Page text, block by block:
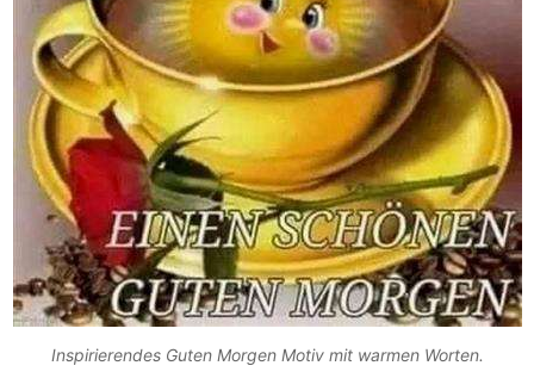
Inspirierendes Guten Morgen Motiv mit warmen Worten.